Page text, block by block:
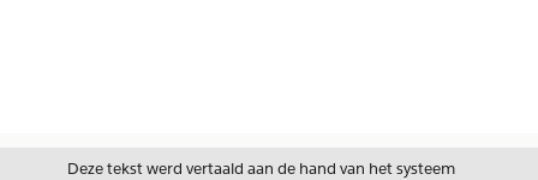
Deze tekst werd vertaald aan de hand van het systeem